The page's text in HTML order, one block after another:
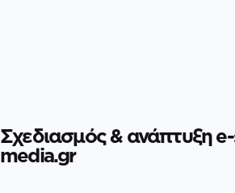
Σχεδιασμός & ανάπτυξη
media.gr